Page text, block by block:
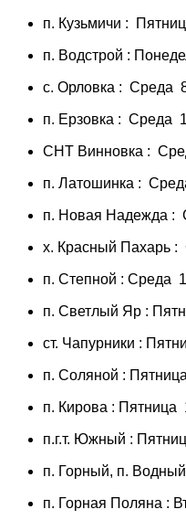
п. Кузьмичи :
п. Водстрой :
с. Орловка : Среда
п. Ерзовка : Среда
СНТ Винновка :
п. Латошинка :
п. Новая Надежда :
х. Красный Пахарь
п. Степной : Среда
п. Светлый Яр :
ст. Чапурники :
п. Соляной :
п. Кирова : Пятница
п.г.т. Южный :
п. Горный, п.
п. Горная Поляна :